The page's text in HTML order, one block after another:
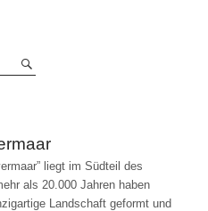
liegt im Südteil des
als 20.000 Jahren haben
Landschaft geformt und